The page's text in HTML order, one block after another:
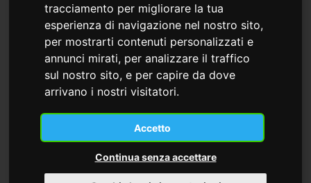
tracciamento per migliorare la tua
esperienza di navigazione nel nostro sito,
per mostrarti contenuti personalizzati e
annunci mirati, per analizzare il traffico
sul nostro sito, e per capire da dove
arrivano i nostri visitatori.
Accetto
Continua senza accettare
Noémi Kondorosi
Scopri di più